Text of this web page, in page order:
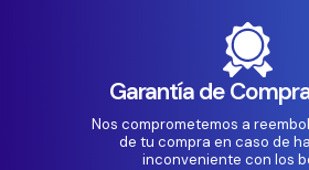
Garantía de
Nos comprometemos a
de tu compra en caso de
inconveniente con los